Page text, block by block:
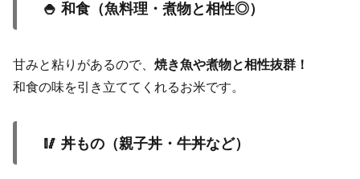
🍚 和食（魚料理・煮物と相性◎）
甘みと粘りがあるので、 焼き魚や煮物と相性抜群！
和食の味を引き立ててくれるお米です。
🥢 丼もの（親子丼・牛丼など）